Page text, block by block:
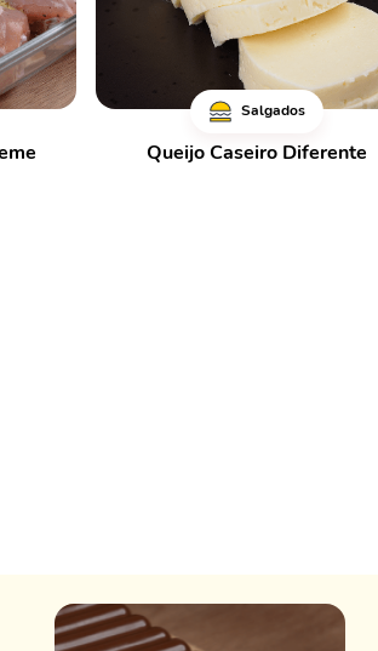
Salgados
Queijo Caseiro Diferente